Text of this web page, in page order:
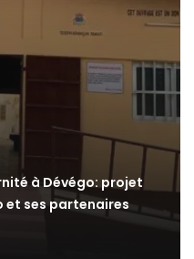
à Dévégo: projet
et ses partenaires